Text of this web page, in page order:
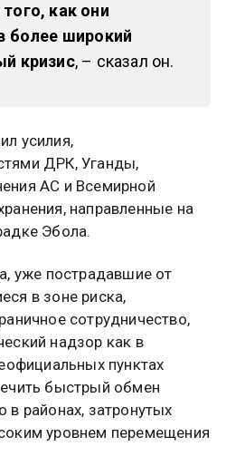
как они
более широкий
кризис, – сказал он.
усилия,
ДРК, Уганды,
АС и Всемирной
направленные на
Эбола.
уже пострадавшие от
в зоне риска,
сотрудничество,
надзор как в
пунктах
быстрый обмен
районах, затронутых
уровнем перемещения